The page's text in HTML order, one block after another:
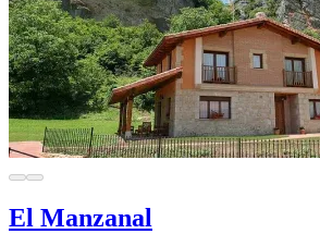
El Manzanal